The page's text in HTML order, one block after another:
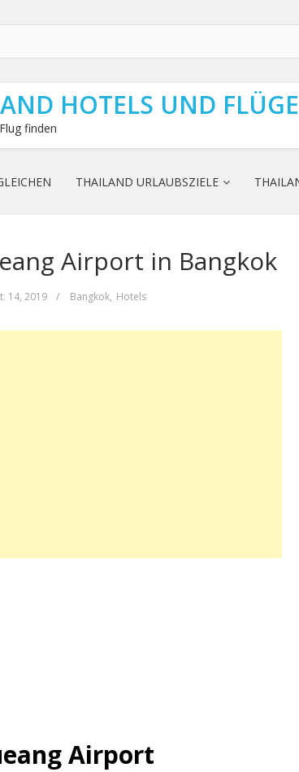
HOTELS UND
finden
THAILAND URLAUBSZIELE
Airport in Bangkok
14, 2019 / Bangkok, Hotels
Airport